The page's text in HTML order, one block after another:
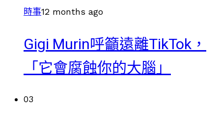
時事12 months ago
Gigi Murin呼籲遠離TikTok，
「它會腐蝕你的大腦」
03